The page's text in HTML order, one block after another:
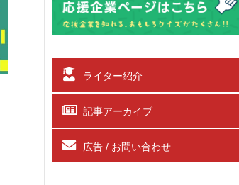
ライター紹介
記事アーカイブ
広告 / お問い合わせ